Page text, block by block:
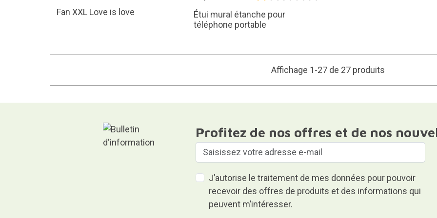
Fan XXL Love is love
Étui mural étanche pour
téléphone portable
Affichage 1-27 de 27 produits
Profitez de nos offres et de nos
J’autorise le traitement de mes données pour pouvoir
recevoir des offres de produits et des informations qui
peuvent m’intéresser.